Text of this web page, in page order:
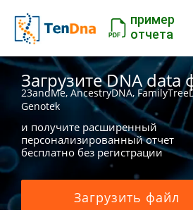
пример
отчета
Загрузите DNA data
23andMe, AncestryDNA,
Genotek
и получите расширенный
персонализированный отчет
бесплатно без регистрации
Загрузить файл